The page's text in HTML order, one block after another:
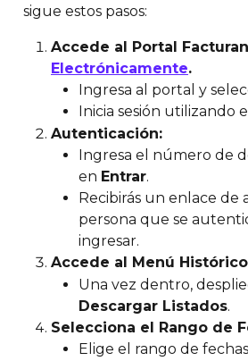
sigue estos pasos:
Accede al Portal
Electrónicamente.
Ingresa al portal y
Inicia sesión
Autenticación:
Ingresa el número de
en Entrar.
Recibirás un enlace de
persona que se
ingresar.
Accede al Menú
Una vez dentro,
Descargar Listados.
Selecciona el Rango de
Elige el rango de